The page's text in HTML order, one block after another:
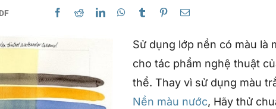
Sử dụng lớp nền có màu là
cho tác phẩm nghệ thuật
thể. Thay vì sử dụng màu
Nền màu nước, Hãy thử